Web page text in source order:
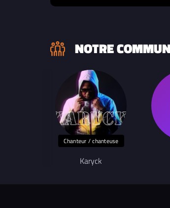
NOTRE
Chanteur / chanteuse
Karyck